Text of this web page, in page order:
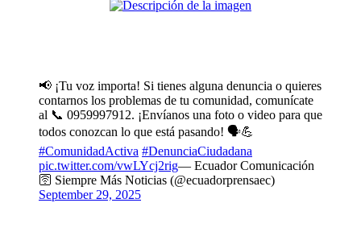
📢 ¡Tu voz importa! Si tienes alguna denuncia o quieres
contarnos los problemas de tu comunidad, comunícate
al 📞 0959997912. ¡Envíanos una foto o video para que
todos conozcan lo que está pasando! 🗣️💪
#ComunidadActiva #DenunciaCiudadana
pic.twitter.com/vwLYcj2rig— Ecuador Comunicación
🛜 Siempre Más Noticias (@ecuadorprensaec)
September 29, 2025